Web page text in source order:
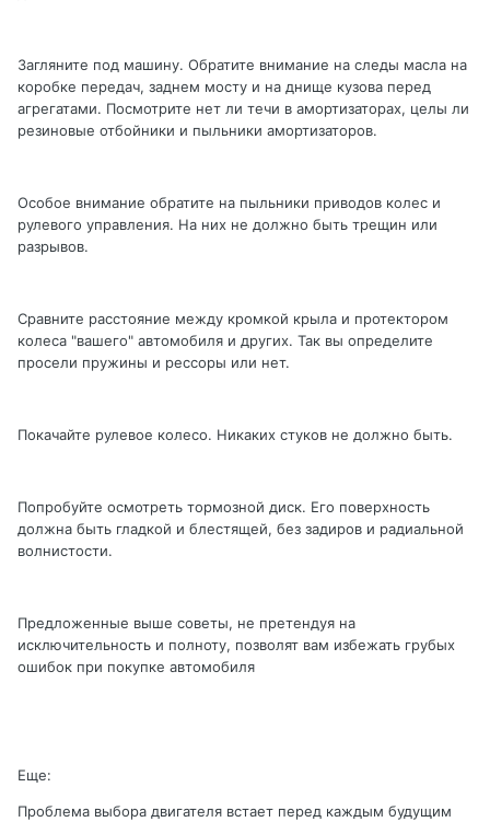
Загляните под машину. Обратите внимание на следы масла на
коробке передач, заднем мосту и на днище кузова перед
агрегатами. Посмотрите нет ли течи в амортизаторах, целы ли
резиновые отбойники и пыльники амортизаторов.
Особое внимание обратите на пыльники приводов колес и
рулевого управления. На них не должно быть трещин или
разрывов.
Сравните расстояние между кромкой крыла и протектором
колеса "вашего" автомобиля и других. Так вы определите
просели пружины и рессоры или нет.
Покачайте рулевое колесо. Никаких стуков не должно быть.
Попробуйте осмотреть тормозной диск. Его поверхность
должна быть гладкой и блестящей, без задиров и радиальной
волнистости.
Предложенные выше советы, не претендуя на
исключительность и полноту, позволят вам избежать грубых
ошибок при покупке автомобиля
Еще:
Проблема выбора двигателя встает перед каждым будущим